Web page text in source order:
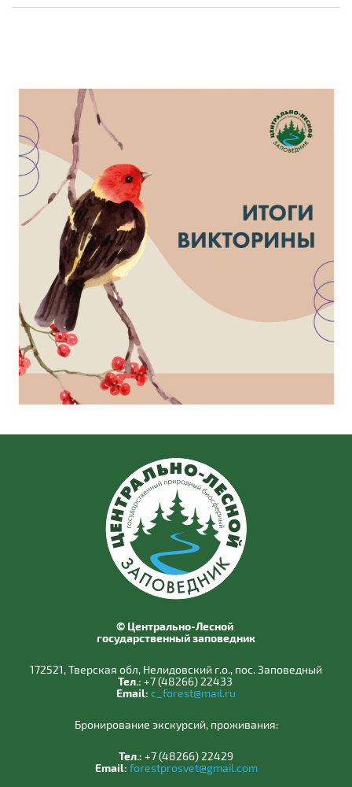
© Центрально-Лесной
государственный заповедник
172521, Тверская обл, Нелидовский г.о., пос. Заповедный
Тел.: +7 (48266) 22433
Email: c_forest@mail.ru
Бронирование экскурсий, проживания:
Тел.: +7 (48266) 22429
Email: forestprosvet@gmail.com